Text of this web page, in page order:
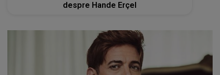
despre Hande Erçel